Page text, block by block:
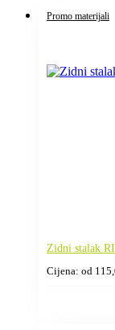
Promo materijali
Zidni stalak
Cijena: od